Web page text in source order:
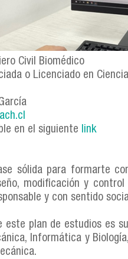
Civil Biomédico
o Licenciado en
en el siguiente link
sólida para formarte
modificación y
y con sentido
este plan de estudios es
Informática y